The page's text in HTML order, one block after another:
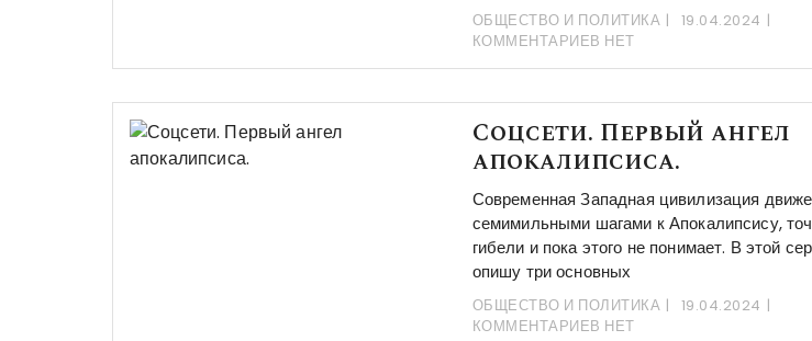
ОБЩЕСТВО И ПОЛИТИКА
19.04.2024
КОММЕНТАРИЕВ НЕТ
Соцсети. Первый ангел
апокалипсиса.
Современная Западная цивилизация
семимильными шагами к Апокалипсису,
гибели и пока этого не понимает. В этой
опишу три основных
ОБЩЕСТВО И ПОЛИТИКА
19.04.2024
КОММЕНТАРИЕВ НЕТ